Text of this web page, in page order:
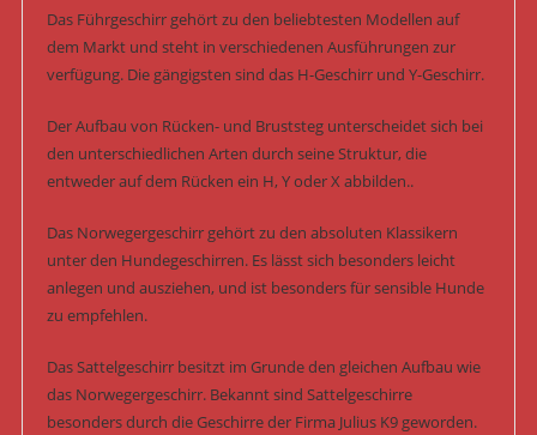
Das Führgeschirr gehört zu den beliebtesten Modellen auf
dem Markt und steht in verschiedenen Ausführungen zur
verfügung. Die gängigsten sind das H-Geschirr und Y-Geschirr.
Der Aufbau von Rücken- und Bruststeg unterscheidet sich bei
den unterschiedlichen Arten durch seine Struktur, die
entweder auf dem Rücken ein H, Y oder X abbilden..
Das Norwegergeschirr gehört zu den absoluten Klassikern
unter den Hundegeschirren. Es lässt sich besonders leicht
anlegen und ausziehen, und ist besonders für sensible Hunde
zu empfehlen.
Das Sattelgeschirr besitzt im Grunde den gleichen Aufbau wie
das Norwegergeschirr. Bekannt sind Sattelgeschirre
besonders durch die Geschirre der Firma Julius K9 geworden.